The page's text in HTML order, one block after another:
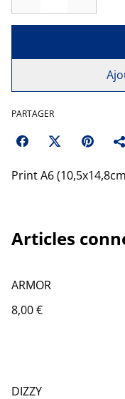
PARTAGER
Print A6
Articles
ARMOR
8,00 €
DIZZY